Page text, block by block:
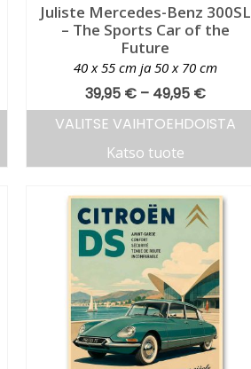
Juliste Mercedes-Benz 300SL
– The Sports Car of the
Future
40 x 55 cm ja 50 x 70 cm
39,95 € – 49,95 €
VALITSE VAIHTOEHDOISTA
Katso tuote